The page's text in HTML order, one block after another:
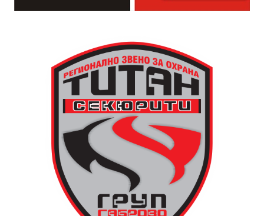
новата кула. Архитект Илия Лефтеров е трябвало да
търси подходящо място за нейното изграждане, тъй
като до средата на 80-те години на нейното
оригинално място вече били построени сградите на
Община Дряново и на полицията.
Дървените елементи и носещата конструкция бяха
във фокуса на практиката, водена от реставратора
Валентин Дамянов. С отличните си комуникационни
умения и задълбочени знания той демонстрира
различните видове традиционни инструменти,